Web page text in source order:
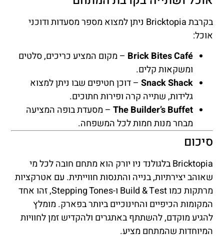
בקרבת Bricktopia ניתן למצוא מספר מסעדות ודוכני
אוכל:
Brick Bites Café – מקום המציע כריכים, סלטים
ומשקאות קלים.
Snack Shack – דוכן חטיפים שבו ניתן למצוא
גלידות, שתייה קרה ופירות חתוכים.
The Builder’s Buffet – מסעדת בופה המציעה
מבחר מנות חמות לכל המשפחה.
סיכום
Bricktopia בלגולנד ניו יורק הוא מתחם חובה לכל מי
שאוהב יצירתיות, בנייה והתנסות חווייתית. עם אטרקציות
מרתקות כמו Build & Test ו-Stepping Tones, זהו אחד
המקומות הכיפיים והחינוכיים ביותר בפארק. מומלץ
להגיע מוקדם, להשתתף באתגרים ולהקדיש זמן לחוויות
המיוחדות שהמתחם מציע.